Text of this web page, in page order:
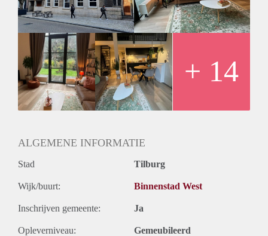
je tegenwoordig verwacht door de totale renovatie in 2022.
+ 14
ALGEMENE INFORMATIE
Stad Tilburg
Wijk/buurt: Binnenstad West
Inschrijven gemeente: Ja
Opleverniveau: Gemeubileerd